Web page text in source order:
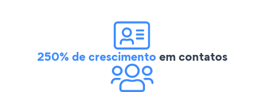
250% de crescimentoem contatos